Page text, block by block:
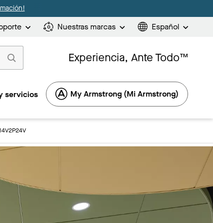
Nuestras marcas Español
Experiencia, Ante Todo™
servicios My Armstrong (Mi Armstrong)